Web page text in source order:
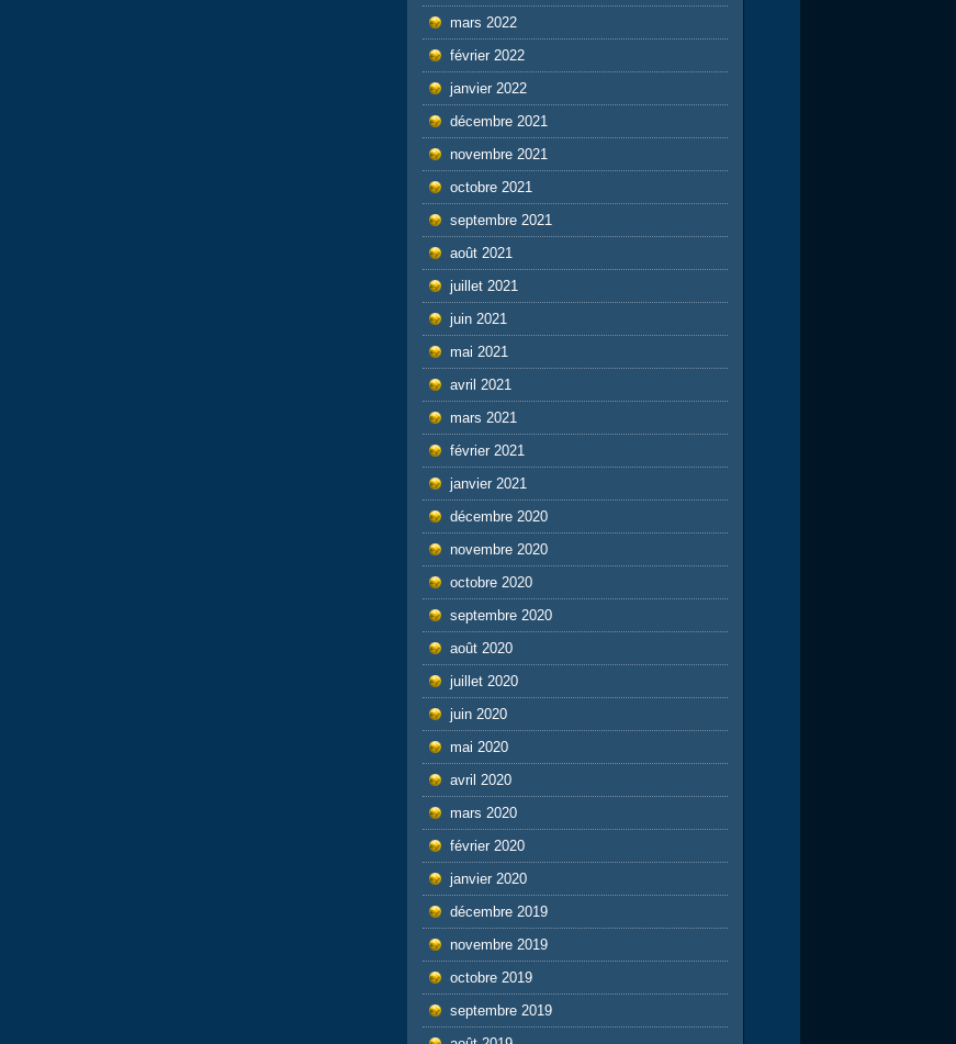
mars 2022
février 2022
janvier 2022
décembre 2021
novembre 2021
octobre 2021
septembre 2021
août 2021
juillet 2021
juin 2021
mai 2021
avril 2021
mars 2021
février 2021
janvier 2021
décembre 2020
novembre 2020
octobre 2020
septembre 2020
août 2020
juillet 2020
juin 2020
mai 2020
avril 2020
mars 2020
février 2020
janvier 2020
décembre 2019
novembre 2019
octobre 2019
septembre 2019